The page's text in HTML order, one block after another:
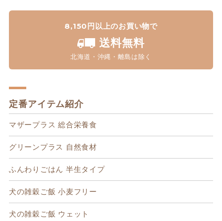
8,150円以上のお買い物で
送料無料
北海道・沖縄・離島は除く
定番アイテム紹介
マザープラス 総合栄養食
グリーンプラス 自然食材
ふんわりごはん 半生タイプ
犬の雑穀ご飯 小麦フリー
犬の雑穀ご飯 ウェット